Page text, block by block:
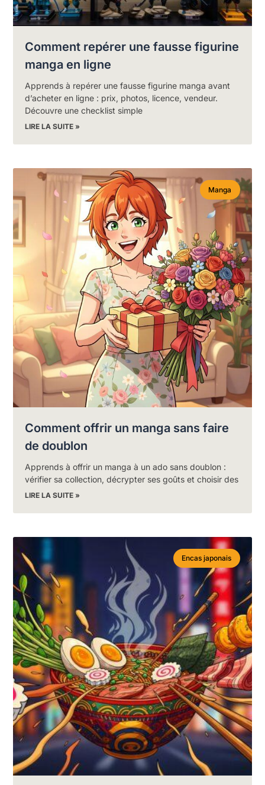
Comment repérer une fausse figurine
manga en ligne
Apprends à repérer une fausse figurine manga avant
d’acheter en ligne : prix, photos, licence, vendeur.
Découvre une checklist simple
LIRE LA SUITE »
Manga
Comment offrir un manga sans faire
de doublon
Apprends à offrir un manga à un ado sans doublon :
vérifier sa collection, décrypter ses goûts et choisir des
LIRE LA SUITE »
Encas japonais